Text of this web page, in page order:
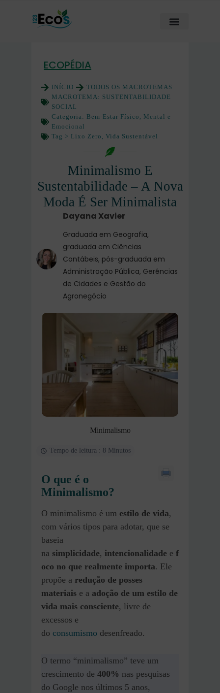
ECOPÉDIA
INÍCIO
TODOS OS MACROTEMAS
MACROTEMA: SUSTENTABILIDADE
SOCIAL
Categoria: Bem-Estar Físico, Mental e
Emocional
Tag > Lixo Zero , Vida Sustentável
Minimalismo E
Sustentabilidade – A Nova
Moda É Ser Minimalista
Dayana Xavier
Graduada em Geografia,
graduada em Ciências
Contábeis, pós-graduada em
Administração Pública, Gerências
de Cidades e Gestão do
Agronegócio
Minimalismo
Tempo de leitura : 8 Minutos
O que é o
Minimalismo?
O minimalismo é um estilo de vida,
com vários tipos para adotar, que se
baseia
na simplicidade, intencionalidade e f
oco no que realmente importa. Ele
propõe a redução de posses
materiais e a adoção de um estilo de
vida mais consciente, livre de
excessos e
do consumismo desenfreado.
O termo “minimalismo” teve um
crescimento de 400% nas pesquisas
do Google nos últimos 5 anos,